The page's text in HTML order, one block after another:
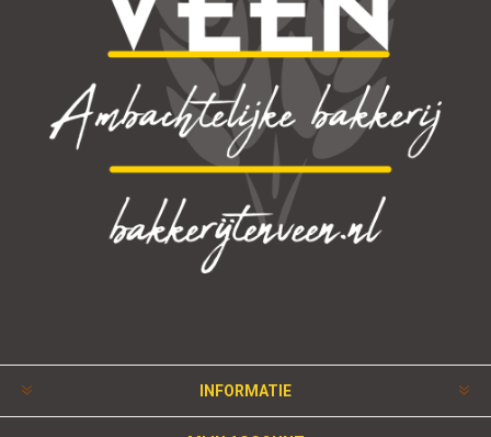
INFORMATIE